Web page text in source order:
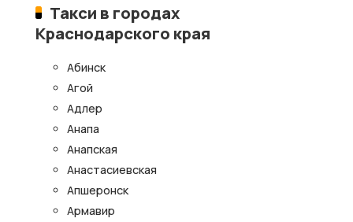
Такси в городах
Краснодарского края
Абинск
Агой
Адлер
Анапа
Анапская
Анастасиевская
Апшеронск
Армавир